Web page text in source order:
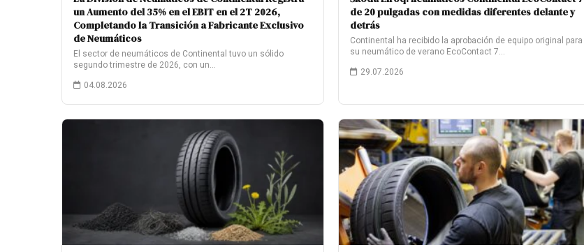
un Aumento del 35% en el EBIT en el 2T 2026,
Completando la Transición a Fabricante Exclusivo
de Neumáticos
El sector de neumáticos de Continental tuvo un sólido
segundo trimestre de 2026, con un…
04.08.2026
de 20 pulgadas con medidas diferentes delante y
detrás
Continental ha recibido la aprobación de equipo original para
su neumático de verano EcoContact 7…
29.07.2026